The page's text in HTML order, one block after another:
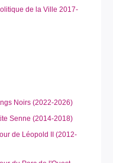
de la Ville 2017-
Noirs (2022-2026)
Senne (2014-2018)
de Léopold II (2012-